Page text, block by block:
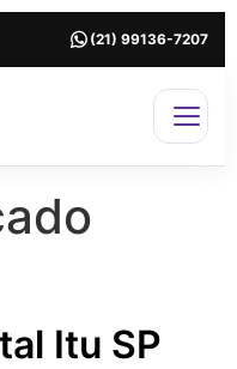
(21) 99136-7207
Itu SP